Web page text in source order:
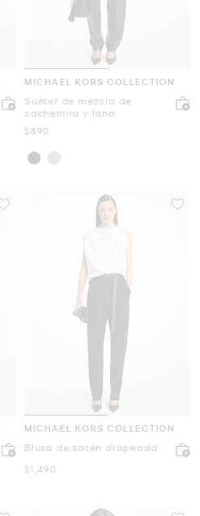
MICHAEL KORS COLLECTION
Suéter de mezcla de
cachemira y lana
Ahora
$890
MICHAEL KORS COLLECTION
Blusa de satén drapeada
Ahora
$1,490